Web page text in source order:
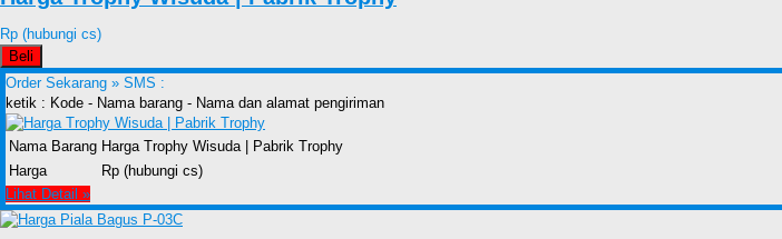
Rp (hubungi cs)
Beli
Order Sekarang » SMS :
ketik : Kode - Nama barang - Nama dan alamat pengiriman
Nama Barang Harga Trophy Wisuda | Pabrik Trophy
Harga
Rp (hubungi cs)
Lihat Detail »